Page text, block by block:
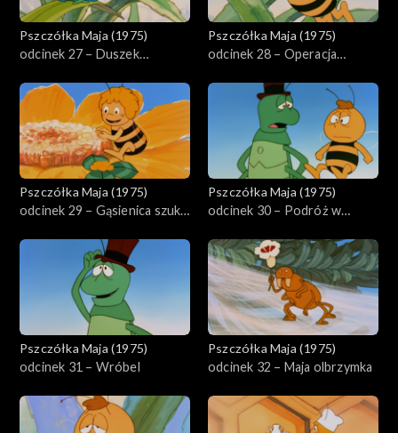
Pszczółka Maja (1975)
odcinek 27 – Duszek
Pszczółka Maja (1975)
odcinek 28 – Operacja
Pszczółka Maja (1975)
odcinek 29 – Gąsienica szuka
Pszczółka Maja (1975)
odcinek 30 – Podróż w
Pszczółka Maja (1975)
odcinek 31 – Wróbel
Pszczółka Maja (1975)
odcinek 32 – Maja olbrzymka